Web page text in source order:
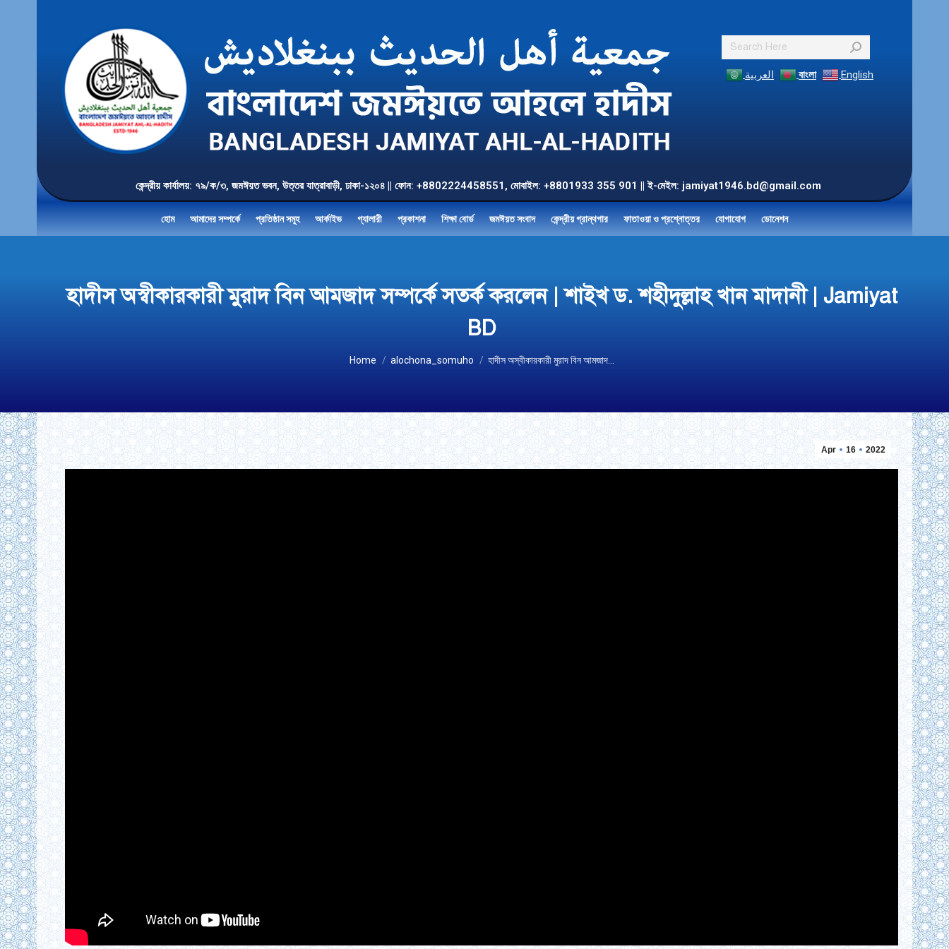
Search:
العربية বাংলা English
কেন্দ্রীয় কার্যালয়: ৭৯/ক/৩, জমঈয়ত ভবন, উত্তর যাত্রাবাড়ী, ঢাকা-১২০৪ || ফোন: +8802224458551, মোবাইল: +8801933 355 901 || ই-মেইল: jamiyat1946.bd@gmail.com
হোম আমাদের সম্পর্কে প্রতিষ্ঠান সমূহ আর্কাইভ গ্যালারী প্রকাশনা শিক্ষা বোর্ড জমঈয়ত সংবাদ কেন্দ্রীয় গ্রান্থগার ফাতাওয়া ও প্রশ্নোত্তর যোগাযোগ ডোনেশন
হাদীস অস্বীকারকারী মুরাদ বিন আমজাদ সম্পর্কে সতর্ক করলেন | শাইখ ড. শহীদুল্লাহ খান মাদানী | Jamiyat
BD
You are here:
Home alochona_somuho হাদীস অস্বীকারকারী মুরাদ বিন আমজাদ…
Apr 16 2022